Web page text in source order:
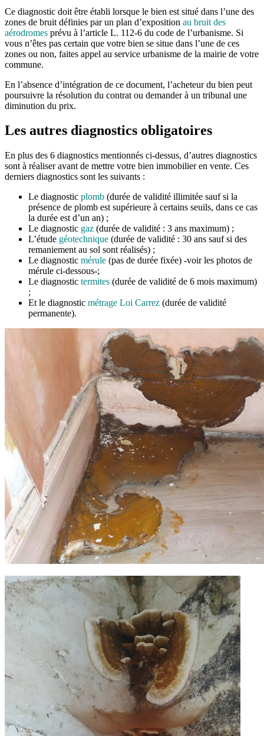
Ce diagnostic doit être établi lorsque le bien est situé dans l’une des
zones de bruit définies par un plan d’exposition au bruit des
aérodromes prévu à l’article L. 112-6 du code de l’urbanisme. Si
vous n’êtes pas certain que votre bien se situe dans l’une de ces
zones ou non, faites appel au service urbanisme de la mairie de votre
commune.
En l’absence d’intégration de ce document, l’acheteur du bien peut
poursuivre la résolution du contrat ou demander à un tribunal une
diminution du prix.
Les autres diagnostics obligatoires
En plus des 6 diagnostics mentionnés ci-dessus, d’autres diagnostics
sont à réaliser avant de mettre votre bien immobilier en vente. Ces
derniers diagnostics sont les suivants :
Le diagnostic plomb (durée de validité illimitée sauf si la
présence de plomb est supérieure à certains seuils, dans ce cas
la durée est d’un an) ;
Le diagnostic gaz (durée de validité : 3 ans maximum) ;
L’étude géotechnique (durée de validité : 30 ans sauf si des
remaniement au sol sont réalisés) ;
Le diagnostic mérule (pas de durée fixée) -voir les photos de
mérule ci-dessous-;
Le diagnostic termites (durée de validité de 6 mois maximum)
;
Et le diagnostic métrage Loi Carrez (durée de validité
permanente).